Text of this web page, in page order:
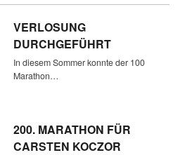
VERLOSUNG
DURCHGEFÜHRT
In diesem Sommer konnte der 100
Marathon…
200. MARATHON FÜR
CARSTEN KOCZOR